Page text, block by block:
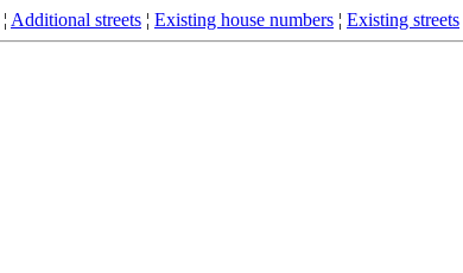
¦ Additional streets ¦ Existing house numbers ¦ Existing streets